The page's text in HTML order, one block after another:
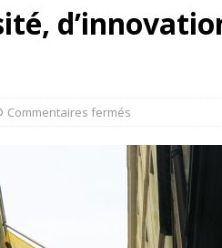
Commentaires fermés